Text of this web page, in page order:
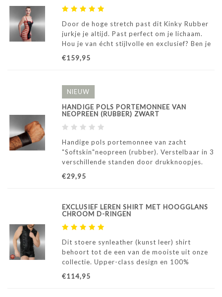
Door de hoge stretch past dit Kinky Rubber
jurkje je altijd. Past perfect om je lichaam.
Hou je van écht stijlvolle en exclusief? Ben je
met dit jurkje verzekerd van een goede
aankoop.
€159,95
NIEUW
HANDIGE POLS PORTEMONNEE VAN
NEOPREEN (RUBBER) ZWART
Handige pols portemonnee van zacht
"Softskin"neopreen (rubber). Verstelbaar in 3
verschillende standen door drukknoopjes.
€29,95
EXCLUSIEF LEREN SHIRT MET HOOGGLANS
CHROOM D-RINGEN
Dit stoere synleather (kunst leer) shirt
behoort tot de een van de mooiste uit onze
collectie. Upper-class design en 100%
handmade in Europe. Uitgevoerd met glans
chroom D-ringen en een zwarte lange sterke
€114,95